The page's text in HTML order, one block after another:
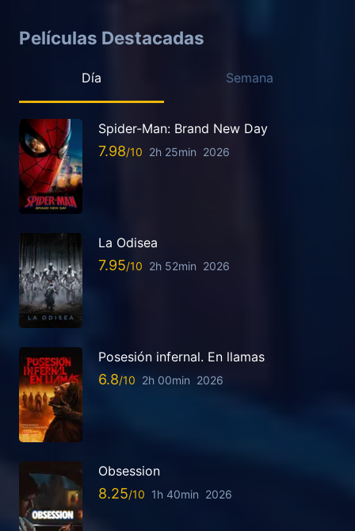
Películas Destacadas
Día Semana
Spider-Man: Brand New Day
7.98 2h 25min 2026
La Odisea
7.95 2h 52min 2026
Posesión infernal. En llamas
6.8 2h 00min 2026
Obsession
8.25 1h 40min 2026